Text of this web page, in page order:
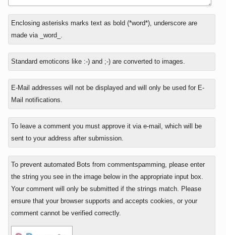
In
reply
to
Enclosing asterisks marks text as bold (*word*), underscore are
made via _word_.
Standard emoticons like :-) and ;-) are converted to images.
E-Mail addresses will not be displayed and will only be used for E-
Mail notifications.
To leave a comment you must approve it via e-mail, which will be
sent to your address after submission.
To prevent automated Bots from commentspamming, please enter
the string you see in the image below in the appropriate input box.
Your comment will only be submitted if the strings match. Please
ensure that your browser supports and accepts cookies, or your
comment cannot be verified correctly.